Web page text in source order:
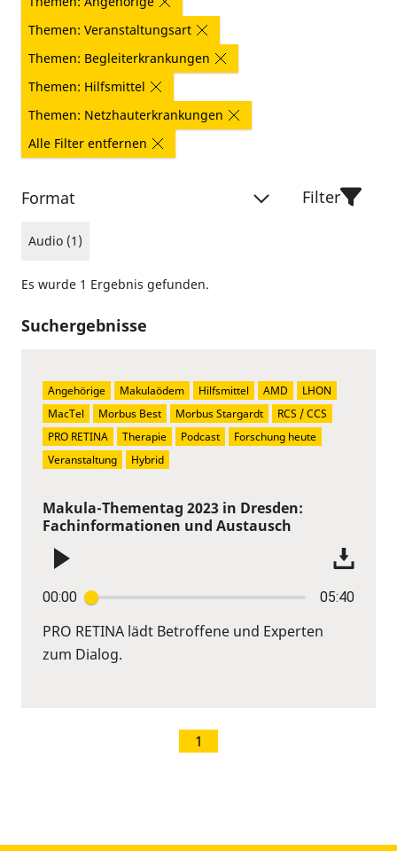
Themen: Veranstaltungsart
Themen: Begleiterkrankungen
Themen: Hilfsmittel
Themen: Netzhauterkrankungen
Alle Filter entfernen
Format
Audio (1)
Filter
Es wurde 1 Ergebnis gefunden.
Suchergebnisse
Makula-Thementag 2023 in Dresden:
Fachinformationen und Austausch
00:00 05:40
PRO RETINA lädt Betroffene und Experten
zum Dialog.
Angehörige Makulaödem Hilfsmittel AMD
LHON
MacTel
Morbus Best Morbus Stargardt
RCS / CCS
PRO RETINA
Therapie Podcast
Forschung heute
Veranstaltung
Hybrid
1